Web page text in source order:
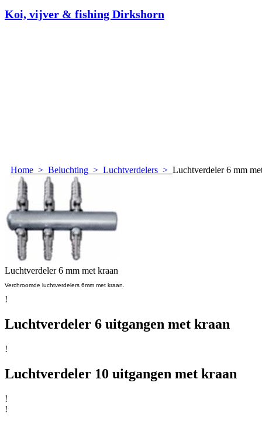
Koi, vijver & fishing Dirkshorn
Home > Beluchting > Luchtverdelers > Luchtverdeler 6 mm
Luchtverdeler 6 mm met kraan
Verchroomde luchtverdelers 6mm met kraan.
!
Luchtverdeler 6 uitgangen met kraan
!
Luchtverdeler 10 uitgangen met kraan
!
!